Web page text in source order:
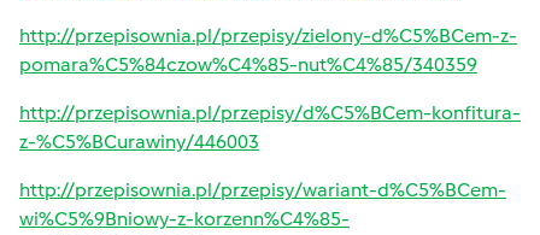
http://przepisownia.pl/przepisy/zielony-d%C5%BCem-z-
pomara%C5%84czow%C4%85-nut%C4%85/340359
http://przepisownia.pl/przepisy/d%C5%BCem-konfitura-
z-%C5%BCurawiny/446003
http://przepisownia.pl/przepisy/wariant-d%C5%BCem-
wi%C5%9Bniowy-z-korzenn%C4%85-